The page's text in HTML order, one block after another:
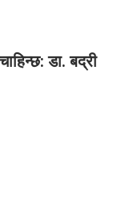
डा. बद्री